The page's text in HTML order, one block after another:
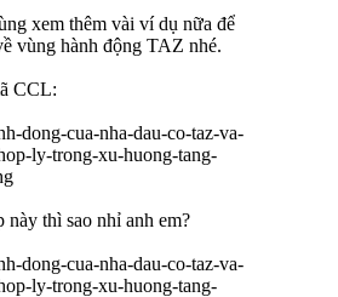
xem thêm vài ví dụ nữa để
vùng hành động TAZ nhé.
CCL:
này thì sao nhỉ anh em?